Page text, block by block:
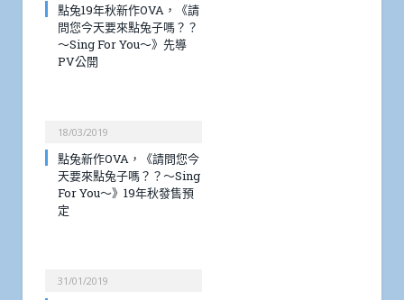
點兔19年秋新作OVA，《請
問您今天要來點兔子嗎？？
～Sing For You～》先導
PV公開
18/03/2019
點兔新作OVA，《請問您今
天要來點兔子嗎？？～Sing
For You～》19年秋發售預
定
31/01/2019